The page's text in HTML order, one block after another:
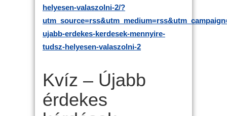
helyesen-valaszolni-2/?
ujabb-erdekes-kerdesek-mennyire-
tudsz-helyesen-valaszolni-2
Kvíz – Újabb
érdekes